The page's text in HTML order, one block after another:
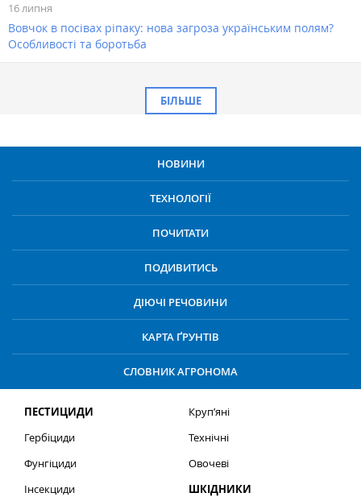
16 липня
Вовчок в посівах ріпаку: нова загроза українським полям?
Особливості та боротьба
БІЛЬШЕ
НОВИНИ
ТЕХНОЛОГІЇ
ПОЧИТАТИ
ПОДИВИТИСЬ
ДІЮЧІ РЕЧОВИНИ
КАРТА ҐРУНТІВ
СЛОВНИК АГРОНОМА
ПЕСТИЦИДИ
Гербіциди
Фунгіциди
Інсекциди
Круп’яні
Технічні
Овочеві
ШКІДНИКИ